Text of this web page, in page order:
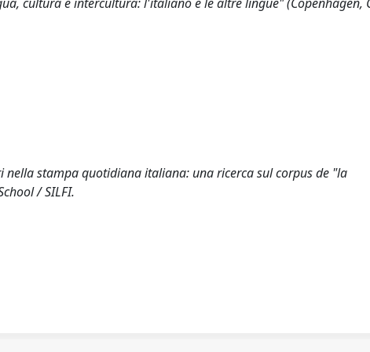
stampa quotidiana italiana: una ricerca sul corpus de "la
/ SILFI.